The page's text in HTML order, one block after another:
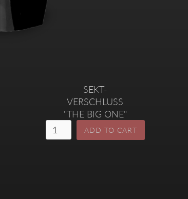
SEKT-
VERSCHLUSS
"THE BIG ONE"